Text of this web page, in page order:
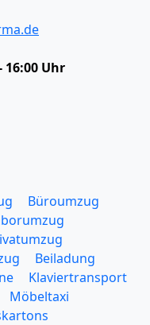
16:00 Uhr
Büroumzug
Beiladung
Klaviertransport
Möbeltaxi